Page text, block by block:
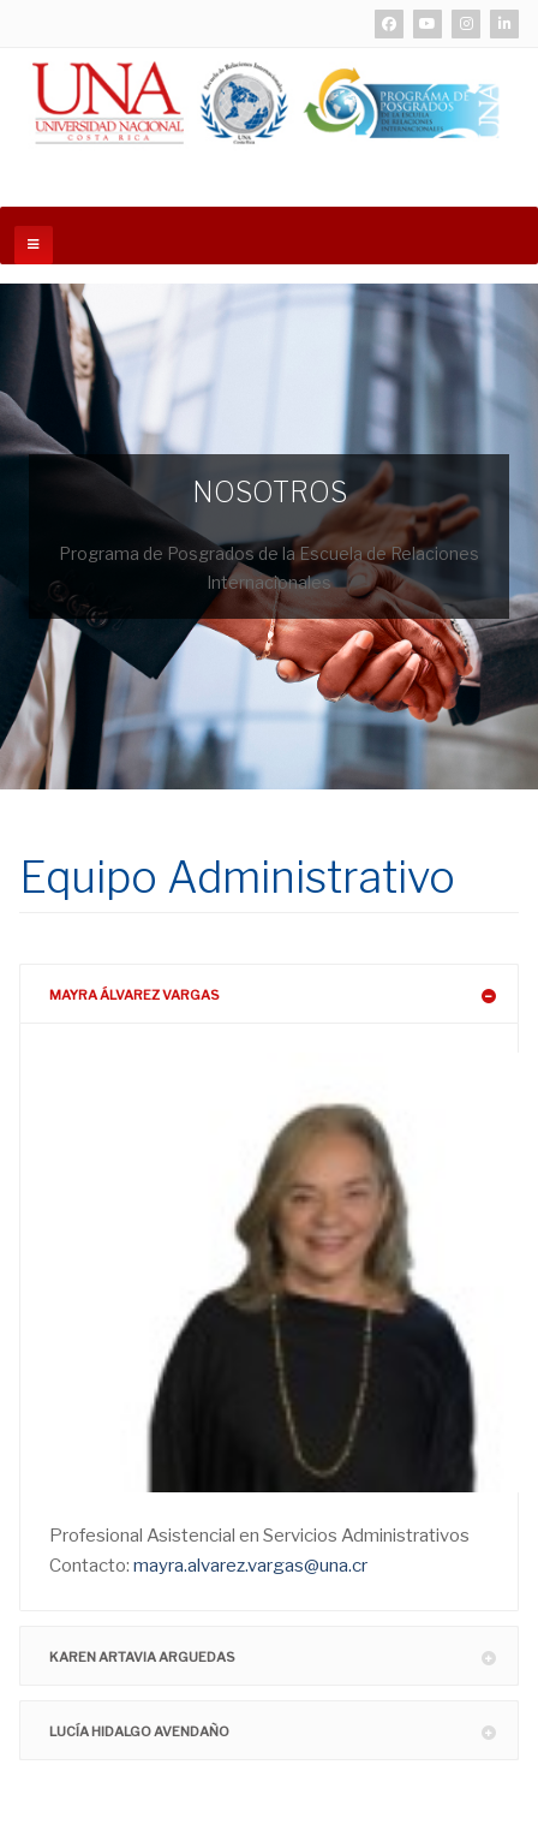
NOSOTROS
Programa de Posgrados de la Escuela de Relaciones
Internacionales
Equipo Administrativo
MAYRA ÁLVAREZ VARGAS
Profesional Asistencial en Servicios Administrativos
Contacto: mayra.alvarez.vargas@una.cr
KAREN ARTAVIA ARGUEDAS
LUCÍA HIDALGO AVENDAÑO